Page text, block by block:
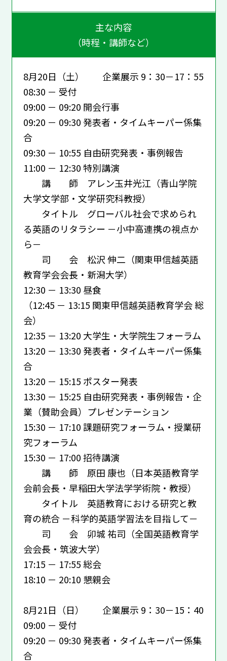
主な内容
（時程・講師など）
8月20日（土） 企業展示 9：30－17：55
08:30 － 受付
09:00 － 09:20 開会行事
09:20 － 09:30 発表者・タイムキーパー係集
合
09:30 － 10:55 自由研究発表・事例報告
11:00 － 12:30 特別講演
講 師 アレン玉井光江（青山学院
大学文学部・文学研究科教授）
タイトル グローバル社会で求められ
る英語のリタラシー －小中高連携の視点か
ら－
司 会 松沢 伸二（関東甲信越英語
教育学会会長・新潟大学）
12:30 － 13:30 昼食
（12:45 － 13:15 関東甲信越英語教育学会 総
会）
12:35 － 13:20 大学生・大学院生フォーラム
13:20 － 13:30 発表者・タイムキーパー係集
合
13:20 － 15:15 ポスター発表
13:30 － 15:25 自由研究発表・事例報告・企
業（賛助会員）プレゼンテーション
15:30 － 17:10 課題研究フォーラム・授業研
究フォーラム
15:30 － 17:00 招待講演
講 師 原田 康也（日本英語教育学
会前会長・早稲田大学法学学術院・教授）
タイトル 英語教育における研究と教
育の統合 －科学的英語学習法を目指して－
司 会 卯城 祐司（全国英語教育学
会会長・筑波大学）
17:15 － 17:55 総会
18:10 － 20:10 懇親会
8月21日（日） 企業展示 9：30－15：40
09:00 － 受付
09:20 － 09:30 発表者・タイムキーパー係集
合